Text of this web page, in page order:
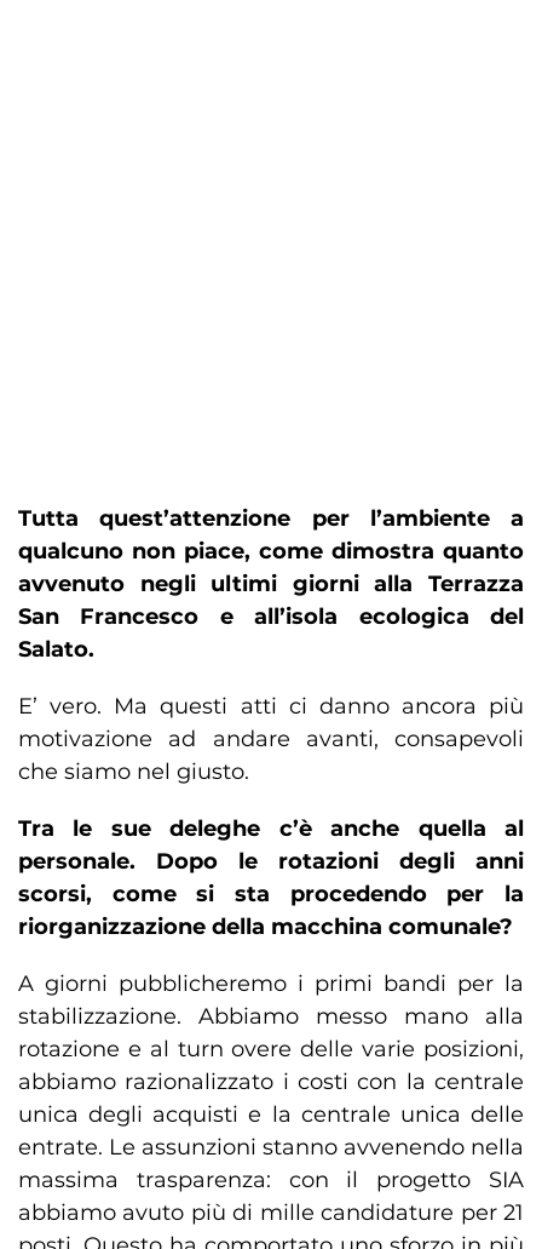
Tutta quest’attenzione per l’ambiente a
qualcuno non piace, come dimostra quanto
avvenuto negli ultimi giorni alla Terrazza
San Francesco e all’isola ecologica del
Salato.
E’ vero. Ma questi atti ci danno ancora più
motivazione ad andare avanti, consapevoli
che siamo nel giusto.
Tra le sue deleghe c’è anche quella al
personale. Dopo le rotazioni degli anni
scorsi, come si sta procedendo per la
riorganizzazione della macchina comunale?
A giorni pubblicheremo i primi bandi per la
stabilizzazione. Abbiamo messo mano alla
rotazione e al turn overe delle varie posizioni,
abbiamo razionalizzato i costi con la centrale
unica degli acquisti e la centrale unica delle
entrate. Le assunzioni stanno avvenendo nella
massima trasparenza: con il progetto SIA
abbiamo avuto più di mille candidature per 21